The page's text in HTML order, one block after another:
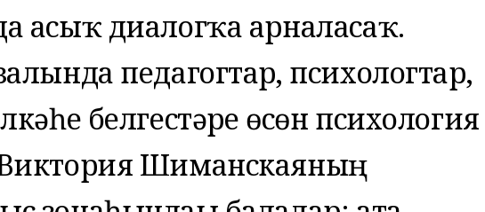
асыҡ диалогҡа арналасаҡ.
педагогтар, психологтар,
белгестәре өсөн психология
Шиманскаяның